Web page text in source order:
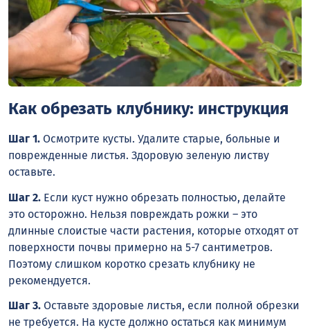
Как обрезать клубнику: инструкция
Шаг 1. Осмотрите кусты. Удалите старые, больные и
поврежденные листья. Здоровую зеленую листву
оставьте.
Шаг 2. Если куст нужно обрезать полностью, делайте
это осторожно. Нельзя повреждать рожки – это
длинные слоистые части растения, которые отходят от
поверхности почвы примерно на 5-7 сантиметров.
Поэтому слишком коротко срезать клубнику не
рекомендуется.
Шаг 3. Оставьте здоровые листья, если полной обрезки
не требуется. На кусте должно остаться как минимум